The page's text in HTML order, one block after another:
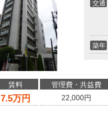
交通
築年
賃料 管理費・共益費
7.5万円 22,000円